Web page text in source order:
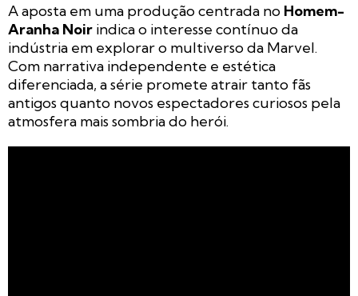
A aposta em uma produção centrada no Homem-
Aranha Noir indica o interesse contínuo da
indústria em explorar o multiverso da Marvel.
Com narrativa independente e estética
diferenciada, a série promete atrair tanto fãs
antigos quanto novos espectadores curiosos pela
atmosfera mais sombria do herói.